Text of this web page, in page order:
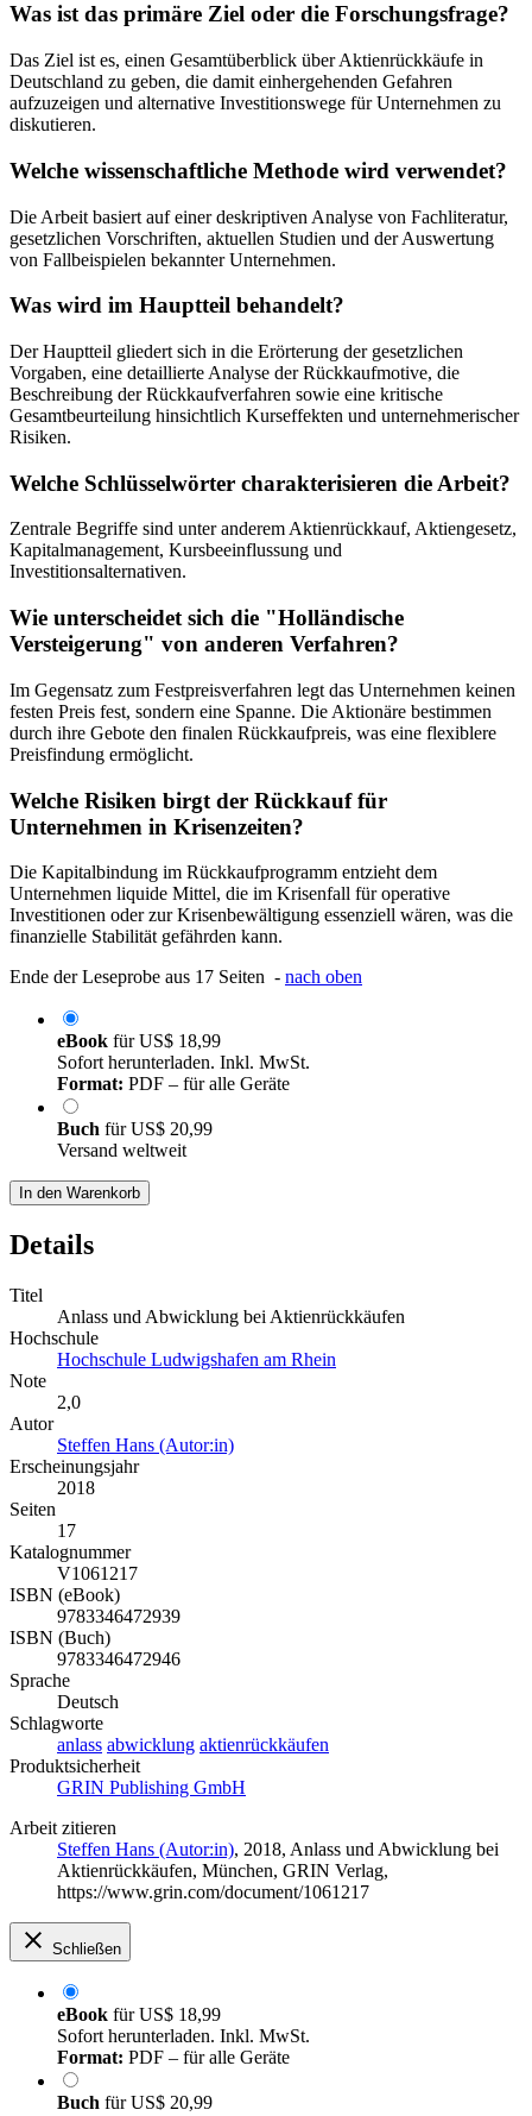
Was ist das primäre Ziel oder die Forschungsfrage?
Das Ziel ist es, einen Gesamtüberblick über Aktienrückkäufe in
Deutschland zu geben, die damit einhergehenden Gefahren
aufzuzeigen und alternative Investitionswege für Unternehmen zu
diskutieren.
Welche wissenschaftliche Methode wird verwendet?
Die Arbeit basiert auf einer deskriptiven Analyse von Fachliteratur,
gesetzlichen Vorschriften, aktuellen Studien und der Auswertung
von Fallbeispielen bekannter Unternehmen.
Was wird im Hauptteil behandelt?
Der Hauptteil gliedert sich in die Erörterung der gesetzlichen
Vorgaben, eine detaillierte Analyse der Rückkaufmotive, die
Beschreibung der Rückkaufverfahren sowie eine kritische
Gesamtbeurteilung hinsichtlich Kurseffekten und unternehmerischer
Risiken.
Welche Schlüsselwörter charakterisieren die Arbeit?
Zentrale Begriffe sind unter anderem Aktienrückkauf, Aktiengesetz,
Kapitalmanagement, Kursbeeinflussung und
Investitionsalternativen.
Wie unterscheidet sich die "Holländische
Versteigerung" von anderen Verfahren?
Im Gegensatz zum Festpreisverfahren legt das Unternehmen keinen
festen Preis fest, sondern eine Spanne. Die Aktionäre bestimmen
durch ihre Gebote den finalen Rückkaufpreis, was eine flexiblere
Preisfindung ermöglicht.
Welche Risiken birgt der Rückkauf für
Unternehmen in Krisenzeiten?
Die Kapitalbindung im Rückkaufprogramm entzieht dem
Unternehmen liquide Mittel, die im Krisenfall für operative
Investitionen oder zur Krisenbewältigung essenziell wären, was die
finanzielle Stabilität gefährden kann.
Ende der Leseprobe aus 17 Seiten - nach oben
eBook fürUS$ 18,99
Sofort herunterladen. Inkl. MwSt.
Format: PDF – für alle Geräte
Buch fürUS$ 20,99
Versand weltweit
In den Warenkorb
Details
Titel
Anlass und Abwicklung bei Aktienrückkäufen
Hochschule
Hochschule Ludwigshafen am Rhein
Note
2,0
Autor
Steffen Hans (Autor:in)
Erscheinungsjahr
2018
Seiten
17
Katalognummer
V1061217
ISBN (eBook)
9783346472939
ISBN (Buch)
9783346472946
Sprache
Deutsch
Schlagworte
anlass abwicklung aktienrückkäufen
Produktsicherheit
GRIN Publishing GmbH
Arbeit zitieren
Steffen Hans (Autor:in), 2018, Anlass und Abwicklung bei
Aktienrückkäufen, München, GRIN Verlag,
https://www.grin.com/document/1061217
Schließen
eBook fürUS$ 18,99
Sofort herunterladen. Inkl. MwSt.
Format: PDF – für alle Geräte
Buch fürUS$ 20,99